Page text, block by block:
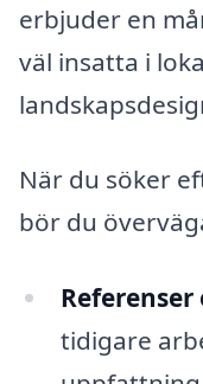
erbjuder en
väl insatta i
När du söker
bör du
tidigare